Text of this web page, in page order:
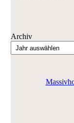
Archiv